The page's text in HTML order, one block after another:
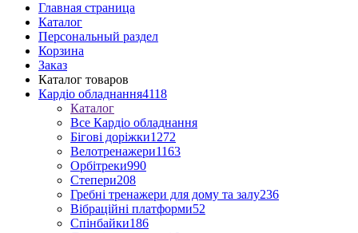
Главная страница
Каталог
Персональный раздел
Корзина
Заказ
Каталог товаров
Кардіо обладнання4118
Каталог
Все Кардіо обладнання
Бігові доріжки1272
Велотренажери1163
Орбітреки990
Степери208
Гребні тренажери для дому та залу236
Вібраційні платформи52
Спінбайки186